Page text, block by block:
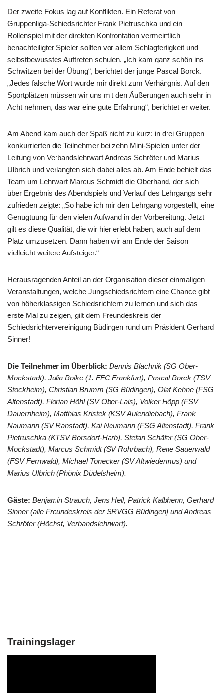
Der zweite Fokus lag auf Konflikten. Ein Referat von
Gruppenliga-Schiedsrichter Frank Pietruschka und ein
Rollenspiel mit der direkten Konfrontation vermeintlich
benachteiligter Spieler sollten vor allem Schlagfertigkeit und
selbstbewusstes Auftreten schulen. „Ich kam ganz schön ins
Schwitzen bei der Übung“, berichtet der junge Pascal Borck.
„Jedes falsche Wort wurde mir direkt zum Verhängnis. Auf den
Sportplätzen müssen wir uns mit den Äußerungen auch sehr in
Acht nehmen, das war eine gute Erfahrung“, berichtet er weiter.
Am Abend kam auch der Spaß nicht zu kurz: in drei Gruppen
konkurrierten die Teilnehmer bei zehn Mini-Spielen unter der
Leitung von Verbandslehrwart Andreas Schröter und Marius
Ulbrich und verlangten sich dabei alles ab. Am Ende behielt das
Team um Lehrwart Marcus Schmidt die Oberhand, der sich
über Ergebnis des Abendspiels und Verlauf des Lehrgangs sehr
zufrieden zeigte: „So habe ich mir den Lehrgang vorgestellt, eine
Genugtuung für den vielen Aufwand in der Vorbereitung. Jetzt
gilt es diese Qualität, die wir hier erlebt haben, auch auf dem
Platz umzusetzen. Dann haben wir am Ende der Saison
vielleicht weitere Aufsteiger.“
Herausragenden Anteil an der Organisation dieser einmaligen
Veranstaltungen, welche Jungschiedsrichtern eine Chance gibt
von höherklassigen Schiedsrichtern zu lernen und sich das
erste Mal zu zeigen, gilt dem Freundeskreis der
Schiedsrichtervereinigung Büdingen rund um Präsident Gerhard
Sinner!
Die Teilnehmer im Überblick: Dennis Blachnik (SG Ober-
Mockstadt), Julia Boike (1. FFC Frankfurt), Pascal Borck (TSV
Stockheim), Christian Brumm (SG Büdingen), Olaf Kehne (FSG
Altenstadt), Florian Höhl (SV Ober-Lais), Volker Höpp (FSV
Dauernheim), Matthias Kristek (KSV Aulendiebach), Frank
Naumann (SV Ranstadt), Kai Neumann (FSG Altenstadt), Frank
Pietruschka (KTSV Borsdorf-Harb), Stefan Schäfer (SG Ober-
Mockstadt), Marcus Schmidt (SV Rohrbach), Rene Sauerwald
(FSV Fernwald), Michael Tonecker (SV Altwiedermus) und
Marius Ulbrich (Phönix Düdelsheim).
Gäste: Benjamin Strauch, Jens Heil, Patrick Kalbhenn, Gerhard
Sinner (alle Freundeskreis der SRVGG Büdingen) und Andreas
Schröter (Höchst, Verbandslehrwart).
Trainingslager